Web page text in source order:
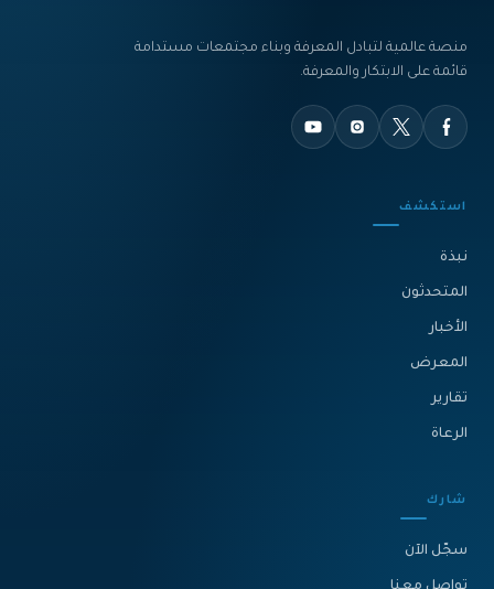
منصة عالمية لتبادل المعرفة وبناء مجتمعات مستدامة
قائمة على الابتكار والمعرفة.
استكشف
نبذة‎
المتحدثون
الأخبار
المعرض
تقارير
الرعاة
شارك
سجّل الآن